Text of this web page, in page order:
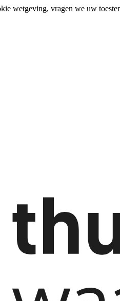
wetgeving, vragen we uw